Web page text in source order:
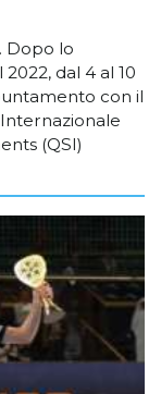
Dopo lo
dal 4 al 10
con il
(QSI)